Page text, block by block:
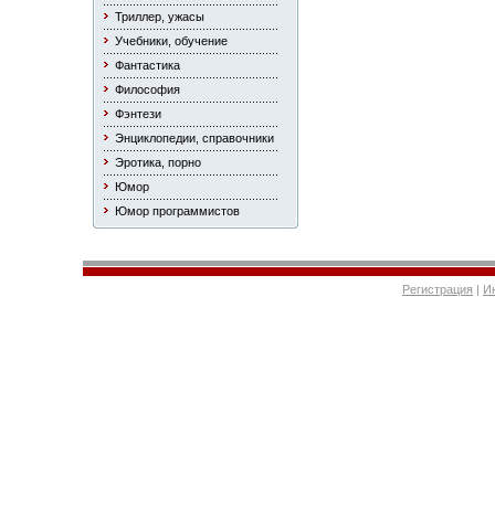
Триллер, ужасы
Учебники, обучение
Фантастика
Философия
Фэнтези
Энциклопедии, справочники
Эротика, порно
Юмор
Юмор программистов
Регистрация |